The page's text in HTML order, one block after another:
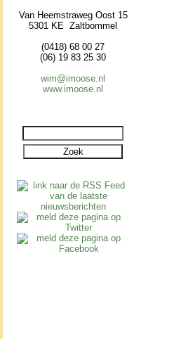
Van Heemstraweg Oost 15
5301 KE Zaltbommel
(0418) 68 00 27
(06) 19 83 25 30
wim@imoose.nl
www.imoose.nl